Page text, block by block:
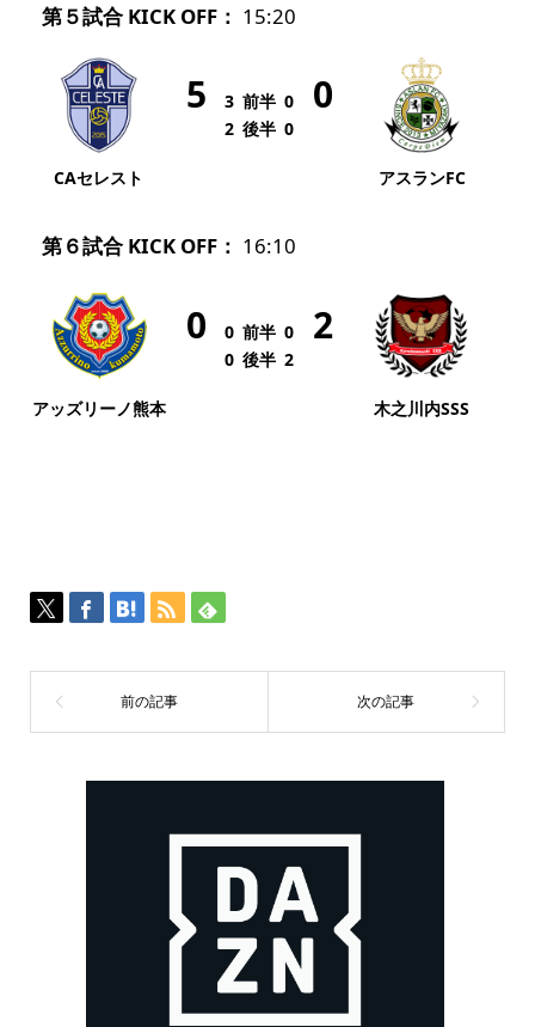
第５試合 KICK OFF： 15:20
CAセレスト
5 3 前半 0 0
2 後半 0
アスランFC
第６試合 KICK OFF： 16:10
アッズリーノ熊本
0 0 前半 0 2
0 後半 2
木之川内SSS